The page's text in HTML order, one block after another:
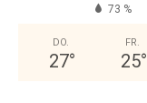
73 %
DO.
27°
FR.
25°